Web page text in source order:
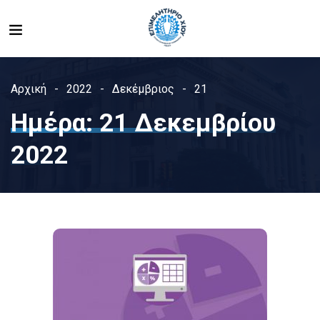
Αρχική 2022 Δεκέμβριος 21
Ημέρα:21 Δεκεμβρίου
2022